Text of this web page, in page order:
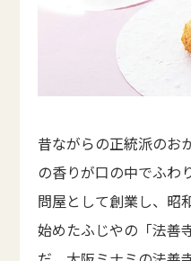
昔ながらの正統派のお
の香りが口の中でふわ
問屋として創業し、昭
始めたふじやの「法善